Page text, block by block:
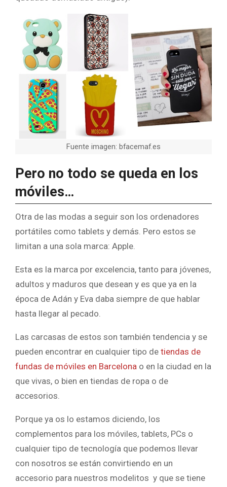
Fuente imagen: bfacemaf.es
Pero no todo se queda en los
móviles…
Otra de las modas a seguir son los ordenadores
portátiles como tablets y demás. Pero estos se
limitan a una sola marca: Apple.
Esta es la marca por excelencia, tanto para jóvenes,
adultos y maduros que desean y es que ya en la
época de Adán y Eva daba siempre de que hablar
hasta llegar al pecado.
Las carcasas de estos son también tendencia y se
pueden encontrar en cualquier tipo de tiendas de
fundas de móviles en Barcelona o en la ciudad en la
que vivas, o bien en tiendas de ropa o de
accesorios.
Porque ya os lo estamos diciendo, los
complementos para los móviles, tablets, PCs o
cualquier tipo de tecnología que podemos llevar
con nosotros se están convirtiendo en un
accesorio para nuestros modelitos y que se tiene